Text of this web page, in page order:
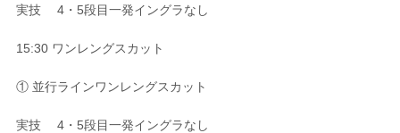
実技 4・5段目一発イングラなし
15:30 ワンレングスカット
① 並行ラインワンレングスカット
実技 4・5段目一発イングラなし